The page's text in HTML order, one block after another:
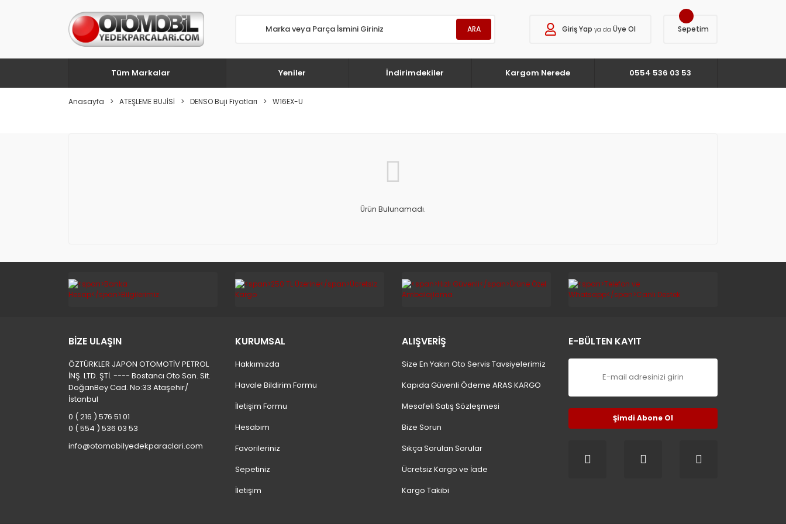
ARA Giriş Yap ya da Üye Ol Sepetim
Tüm Markalar Yeniler İndirimdekiler Kargom Nerede 0554 536 03 53
Anasayfa ATEŞLEME BUJİSİ DENSO Buji Fiyatları W16EX-U
Ürün Bulunamadı.
BİZE ULAŞIN
ÖZTÜRKLER JAPON OTOMOTİV PETROL
İNŞ. LTD. ŞTİ. ---- Bostancı Oto San. Sit.
DoğanBey Cad. No:33 Ataşehir/
İstanbul
0 ( 216 ) 576 51 01
0 ( 554 ) 536 03 53
info@otomobilyedekparaclari.com
KURUMSAL
Hakkımızda
Havale Bildirim Formu
İletişim Formu
Hesabım
Favorileriniz
Sepetiniz
İletişim
ALIŞVERİŞ
Size En Yakın Oto Servis Tavsiyelerimiz
Kapıda Güvenli Ödeme ARAS KARGO
Mesafeli Satış Sözleşmesi
Bize Sorun
Sıkça Sorulan Sorular
Ücretsiz Kargo ve İade
Kargo Takibi
E-BÜLTEN KAYIT
Şimdi Abone Ol